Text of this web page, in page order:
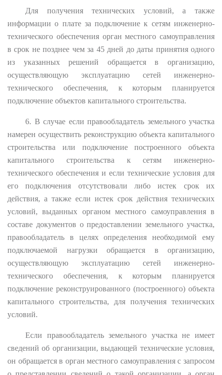
Для получения технических условий, а также
информации о плате за подключение к сетям инженерно-
технического обеспечения орган местного самоуправления
в срок не позднее чем за 45 дней до даты принятия одного
из указанных решений обращается в организацию,
осуществляющую эксплуатацию сетей инженерно-
технического обеспечения, к которым планируется
подключение объектов капитального строительства.
6. В случае если правообладатель земельного участка
намерен осуществить реконструкцию объекта капитального
строительства или подключение построенного объекта
капитального строительства к сетям инженерно-
технического обеспечения и если технические условия для
его подключения отсутствовали либо истек срок их
действия, а также если истек срок действия технических
условий, выданных органом местного самоуправления в
составе документов о предоставлении земельного участка,
правообладатель в целях определения необходимой ему
подключаемой нагрузки обращается в организацию,
осуществляющую эксплуатацию сетей инженерно-
технического обеспечения, к которым планируется
подключение реконструированного (построенного) объекта
капитального строительства, для получения технических
условий.
Если правообладатель земельного участка не имеет
сведений об организации, выдающей технические условия,
он обращается в орган местного самоуправления с запросом